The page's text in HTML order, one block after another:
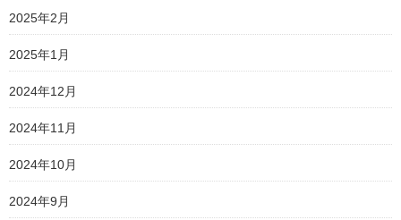
2025年2月
2025年1月
2024年12月
2024年11月
2024年10月
2024年9月